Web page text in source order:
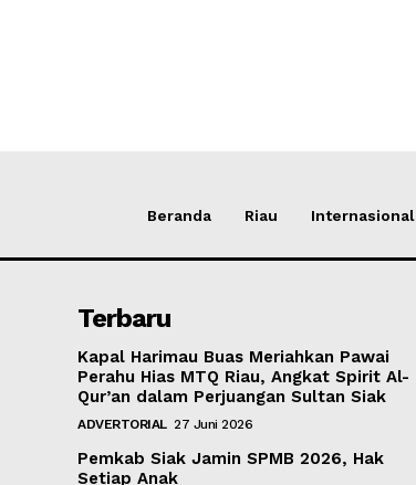
Beranda Riau Internasional
Terbaru
Kapal Harimau Buas Meriahkan Pawai
Perahu Hias MTQ Riau, Angkat Spirit Al-
Qur’an dalam Perjuangan Sultan Siak
ADVERTORIAL 27 Juni 2026
Pemkab Siak Jamin SPMB 2026, Hak
Setiap Anak